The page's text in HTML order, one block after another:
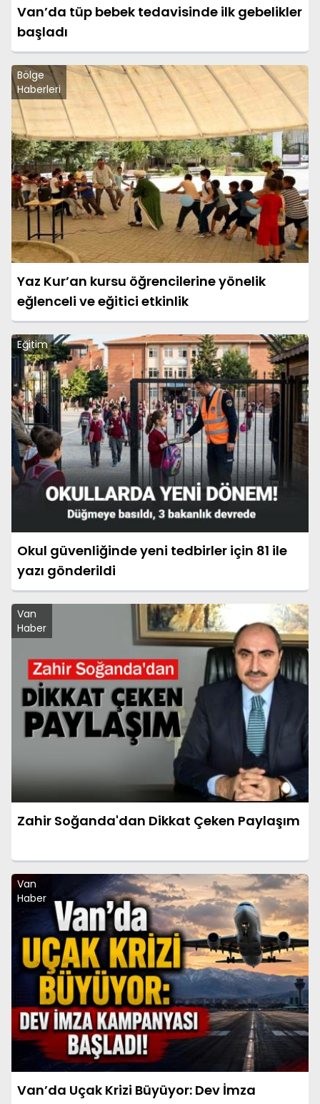
Van’da tüp bebek tedavisinde ilk gebelikler
başladı
Bölge
Haberleri
Yaz Kur’an kursu öğrencilerine yönelik
eğlenceli ve eğitici etkinlik
Eğitim
Okul güvenliğinde yeni tedbirler için 81 ile
yazı gönderildi
Van
Haber
Zahir Soğanda'dan Dikkat Çeken Paylaşım
Van
Haber
Van’da Uçak Krizi Büyüyor: Dev İmza